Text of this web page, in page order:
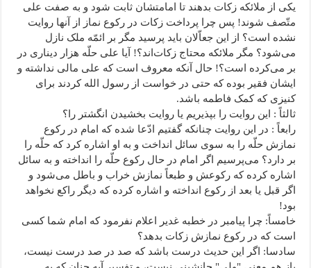
یکی از ملائکه زکات بدهند تا امامتشان ثابت شود و به صفت علی
متّصف شوند! پس چرا پرداخت زکات در رکوع نماز از آنها روایت
نشده است؟ از این جعاّلان باید پرسید مگر بر ائمّه ملک نازل
می‌شود؟ مگر ملائکه محتاج زکات‌اند؟! آیا علی حلّه هزار دیناری در
بر می‌کرده است؟! حال آنکه معروف است که علی مالی نداشته و
ایشان فقیر بوده که حتی در خواست از رسول الله کردند برای
کنیزی که کمک فاطمه باشد.
ثالثاً : این روایت را بپذیریم یا روایت بخشیدن انگشتر را؟
رابعاً : در این روایت چنانکه گفتیم ادّعا شده که امام در رکوع
نمازش حلّه را به سوی سائل انداخت و به او اشاره کرد که حلّه را
بر دارد؟ می‌پرسیم اگر امام در حال رکوع حلّه را انداخته و به سائل
اشاره کرده که رکوعش و طبعاً نمازش خراب و باطل می‌شود و
اگر قبل یا بعد از رکوع انداخته و اشاره کرده که دیگر راکع نخواهد
بود!
خامساً: چرا پیامبر در خطبه غدیر اعلام نفرمود که امام شما کسی
است که در رکوع نمازش زکات بدهد؟
سادسا: اگر این حدیث درست باشد که صد در صد درست نیست،